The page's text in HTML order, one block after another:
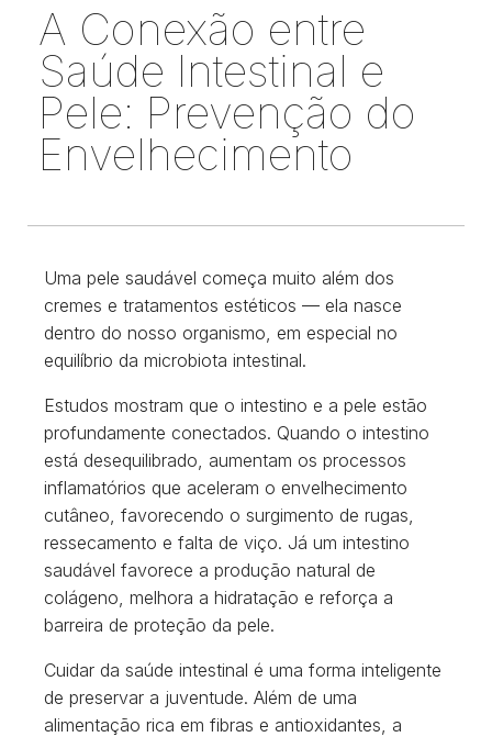
A Conexão entre
Saúde Intestinal e
Pele: Prevenção do
Envelhecimento
Uma pele saudável começa muito além dos
cremes e tratamentos estéticos — ela nasce
dentro do nosso organismo, em especial no
equilíbrio da microbiota intestinal.
Estudos mostram que o intestino e a pele estão
profundamente conectados. Quando o intestino
está desequilibrado, aumentam os processos
inflamatórios que aceleram o envelhecimento
cutâneo, favorecendo o surgimento de rugas,
ressecamento e falta de viço. Já um intestino
saudável favorece a produção natural de
colágeno, melhora a hidratação e reforça a
barreira de proteção da pele.
Cuidar da saúde intestinal é uma forma inteligente
de preservar a juventude. Além de uma
alimentação rica em fibras e antioxidantes, a